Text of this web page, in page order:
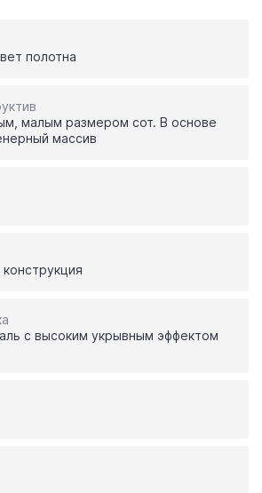
полотна
малым размером сот. В основе
массив
с высоким укрывным эффектом